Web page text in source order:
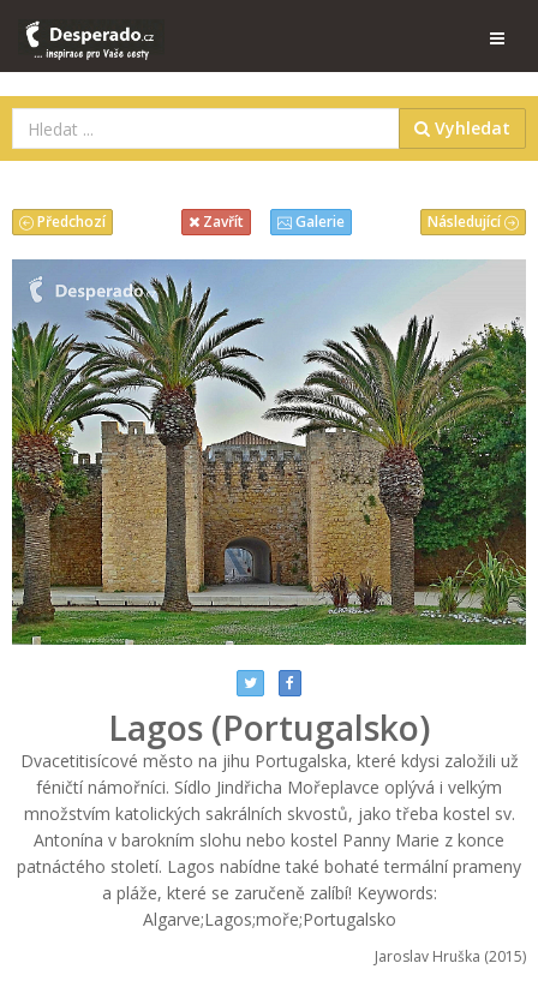
Vyhledat
Následující
Předchozí Zavřít Galerie
Lagos (Portugalsko)
Dvacetitisícové město na jihu Portugalska, které kdysi založili už
féničtí námořníci. Sídlo Jindřicha Mořeplavce oplývá i velkým
množstvím katolických sakrálních skvostů, jako třeba kostel sv.
Antonína v barokním slohu nebo kostel Panny Marie z konce
patnáctého století. Lagos nabídne také bohaté termální prameny
a pláže, které se zaručeně zalíbí! Keywords:
Algarve;Lagos;moře;Portugalsko
Jaroslav Hruška (2015)